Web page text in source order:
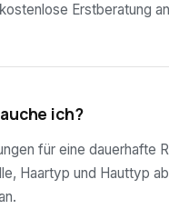
Erstberatung
ich?
für eine dauerhafte
Haartyp und Hauttyp